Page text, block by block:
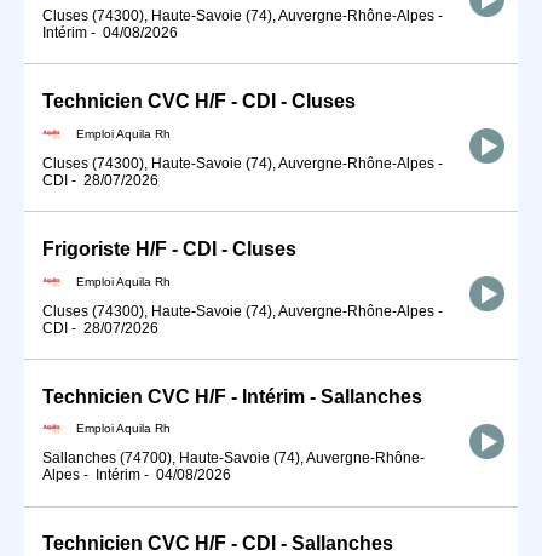
Cluses (74300), Haute-Savoie (74), Auvergne-Rhône-Alpes -
Intérim - 04/08/2026
Technicien CVC H/F - CDI - Cluses
Emploi Aquila Rh
Cluses (74300), Haute-Savoie (74), Auvergne-Rhône-Alpes -
CDI - 28/07/2026
Frigoriste H/F - CDI - Cluses
Emploi Aquila Rh
Cluses (74300), Haute-Savoie (74), Auvergne-Rhône-Alpes -
CDI - 28/07/2026
Technicien CVC H/F - Intérim - Sallanches
Emploi Aquila Rh
Sallanches (74700), Haute-Savoie (74), Auvergne-Rhône-
Alpes - Intérim - 04/08/2026
Technicien CVC H/F - CDI - Sallanches